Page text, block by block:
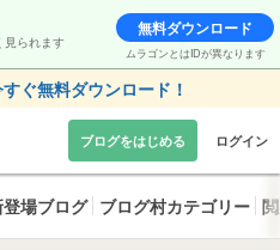
見られます
無料ダウンロード
ムラゴンとはIDが異なります
ぐ無料ダウンロード！
ブログをはじめる ログイン
場ブログ ブログ村カテゴリー